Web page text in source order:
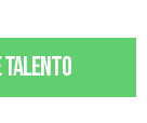
talento